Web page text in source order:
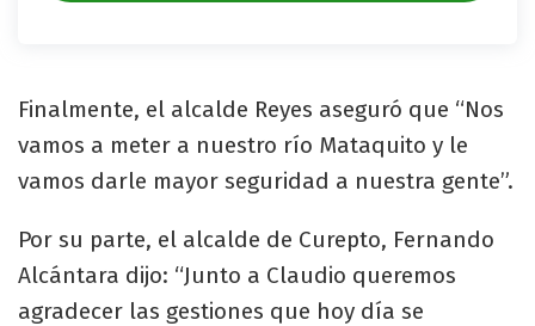
Finalmente, el alcalde Reyes aseguró que “Nos
vamos a meter a nuestro río Mataquito y le
vamos darle mayor seguridad a nuestra gente”.
Por su parte, el alcalde de Curepto, Fernando
Alcántara dijo: “Junto a Claudio queremos
agradecer las gestiones que hoy día se